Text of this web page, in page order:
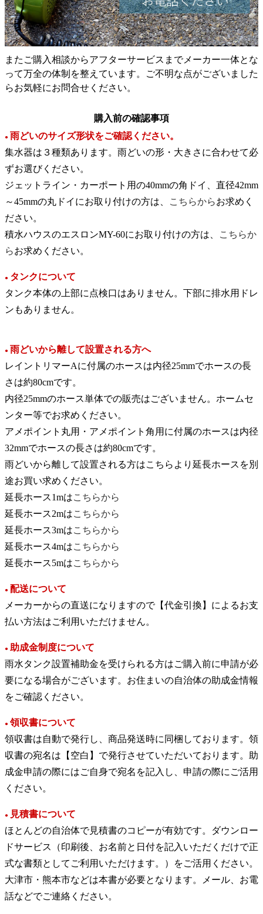
またご購入相談からアフターサービスまでメーカー一体とな
って万全の体制を整えています。ご不明な点がございました
らお気軽にお問合せください。
購入前の確認事項
● 雨どいのサイズ形状をご確認ください。
集水器は３種類あります。雨どいの形・大きさに合わせて必
ずお選びください。
ジェットライン・カーポート用の40mmの角ドイ、直径42mm
～45mmの丸ドイにお取り付けの方は、
こちらからお求めく
ださい。
積水ハウスのエスロンMY-60にお取り付けの方は、
こちらか
らお求めください。
● タンクについて
タンク本体の上部に点検口はありません。下部に排水用ドレ
ンもありません。
● 雨どいから離して設置される方へ
レイントリマーAに付属のホースは内径25mmでホースの長
さは約80cmです。
内径25mmのホース単体での販売はございません。ホームセ
ンター等でお求めください。
アメポイント丸用・アメポイント角用に付属のホースは内径
32mmでホースの長さは約80cmです。
雨どいから離して設置される方はこちらより延長ホースを別
途お買い求めください。
延長ホース1mはこちらから
延長ホース2mはこちらから
延長ホース3mはこちらから
延長ホース4mはこちらから
延長ホース5mはこちらから
● 配送について
メーカーからの直送になりますので【代金引換】によるお支
払い方法はご利用いただけません。
● 助成金制度について
雨水タンク設置補助金を受けられる方はご購入前に申請が必
要になる場合がございます。お住まいの自治体の助成金情報
をご確認ください。
● 領収書について
領収書は自動で発行し、商品発送時に同梱しております。領
収書の宛名は【空白】で発行させていただいております。助
成金申請の際にはご自身で宛名を記入し、申請の際にご活用
ください。
●
見積書について
ほとんどの自治体で見積書のコピーが有効です。ダウンロー
ドサービス（印刷後、お名前と日付を記入いただくだけで正
式な書類としてご利用いただけます。）をご活用ください。
大津市・熊本市などは本書が必要となります。メール、お電
話などでご連絡ください。